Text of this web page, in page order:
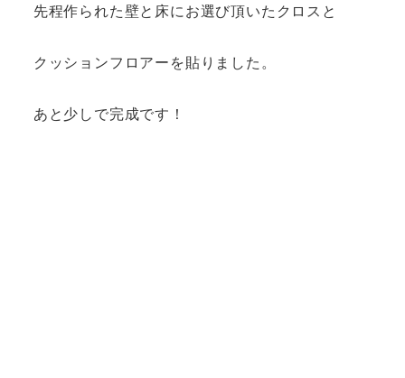
先程作られた壁と床にお選び頂いたクロスと
クッションフロアーを貼りました。
あと少しで完成です！